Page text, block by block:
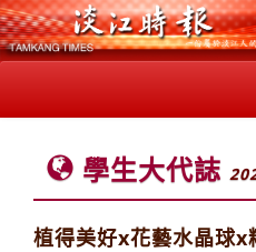
學生大代誌
植得美好x花藝水晶球x